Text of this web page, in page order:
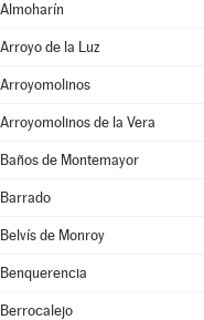
Almoharín
Arroyo de la Luz
Arroyomolinos
Arroyomolinos de la Vera
Baños de Montemayor
Barrado
Belvís de Monroy
Benquerencia
Berrocalejo